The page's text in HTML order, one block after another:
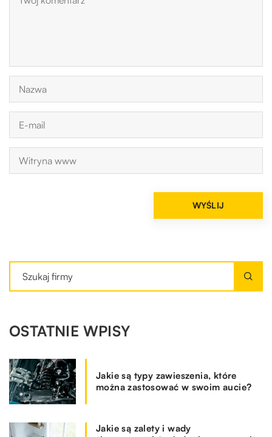
OSTATNIE WPISY
Jakie są typy zawieszenia, które
można zastosować w swoim aucie?
Jakie są zalety i wady